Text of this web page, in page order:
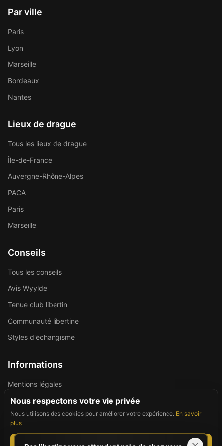
Par ville
Paris
Lyon
Marseille
Bordeaux
Nantes
Lieux de drague
Tous les lieux de drague
Île-de-France
Auvergne-Rhône-Alpes
PACA
Paris
Marseille
Conseils
Tous les conseils
Avis Wyylde
Tenue club libertin
Communauté libertine
Styles d'échangisme
Informations
Mentions légales
Politique de confidentialité
Contact
Nous respectons votre vie privée
Nous utilisons des cookies pour améliorer votre expérience. En savoir
plus
Tout accepter